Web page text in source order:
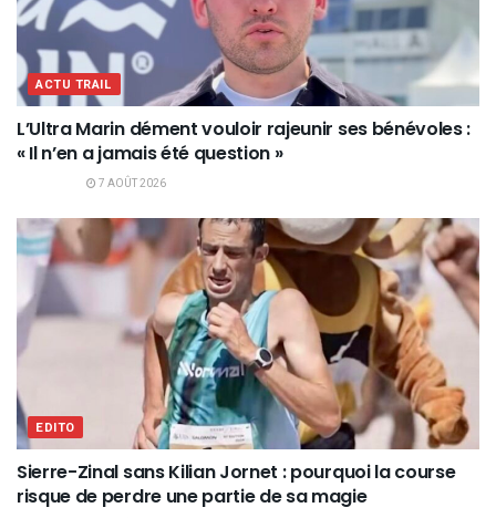
ACTU TRAIL
L’Ultra Marin dément vouloir rajeunir ses bénévoles :
« Il n’en a jamais été question »
7 AOÛT 2026
EDITO
Sierre-Zinal sans Kilian Jornet : pourquoi la course
risque de perdre une partie de sa magie